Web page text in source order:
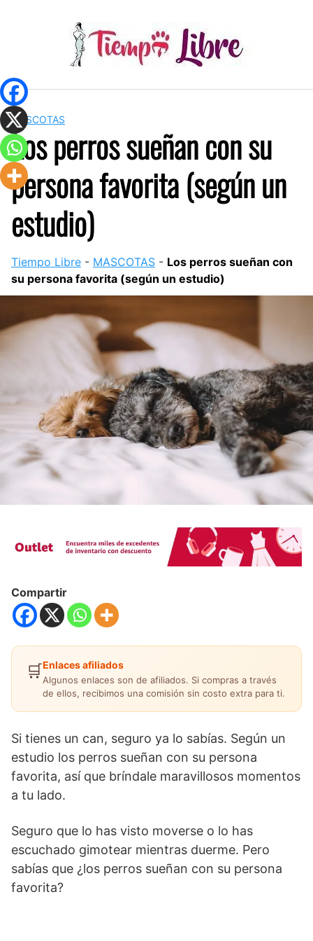
MASCOTAS
Los perros sueñan con su
persona favorita (según un
estudio)
Tiempo Libre - MASCOTAS - Los perros sueñan con
su persona favorita (según un estudio)
Compartir
🛒Enlaces afiliados
Algunos enlaces son de afiliados. Si compras a través
de ellos, recibimos una comisión sin costo extra para ti.
Si tienes un can, seguro ya lo sabías. Según un
estudio los perros sueñan con su persona
favorita, así que bríndale maravillosos momentos
a tu lado.
Seguro que lo has visto moverse o lo has
escuchado gimotear mientras duerme. Pero
sabías que ¿los perros sueñan con su persona
favorita?